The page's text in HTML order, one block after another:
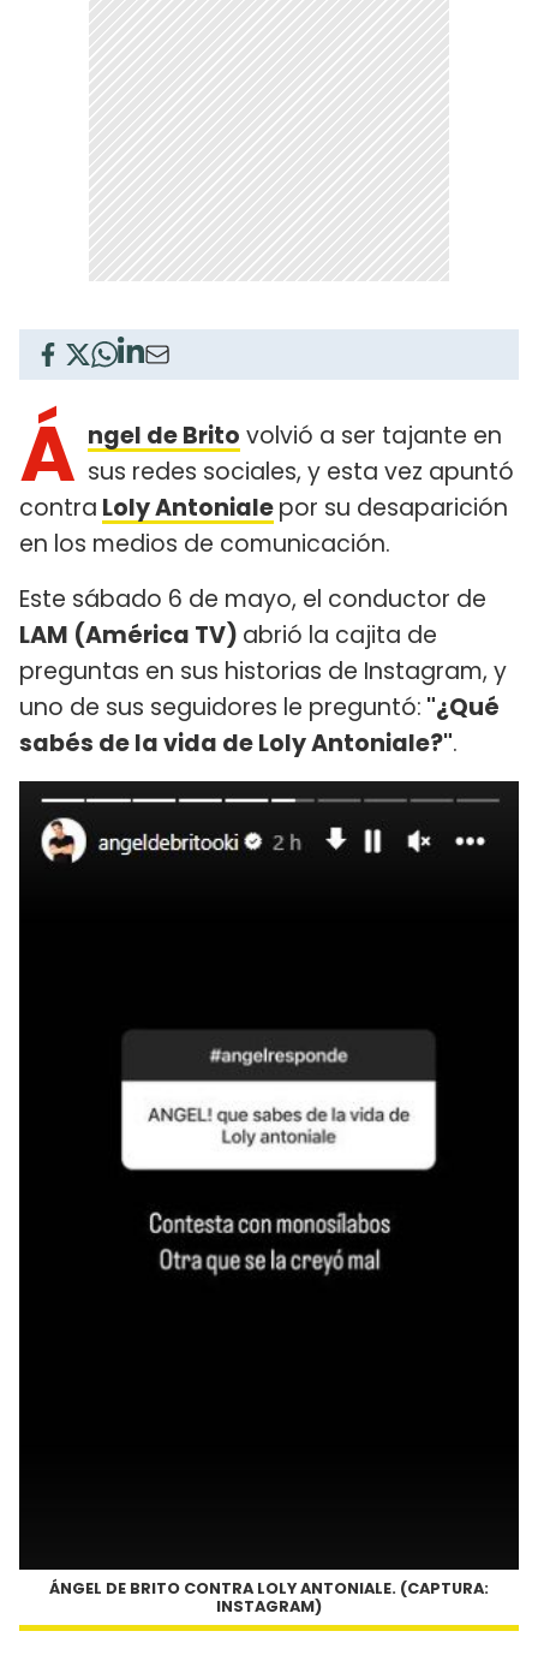
Á ngel de Brito volvió a ser tajante en
sus redes sociales, y esta vez apuntó
contra Loly Antonialepor su desaparición
en los medios de comunicación.
Este sábado 6 de mayo, el conductor de
LAM (América TV) abrió la cajita de
preguntas en sus historias de Instagram, y
uno de sus seguidores le preguntó: "¿Qué
sabés de la vida de Loly Antoniale?".
ÁNGEL DE BRITO CONTRA LOLY ANTONIALE. (CAPTURA:
INSTAGRAM)